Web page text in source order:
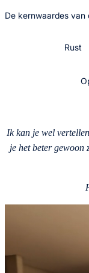
De kernwaardes van
Rust
Ik kan je wel
je het beter gewoon